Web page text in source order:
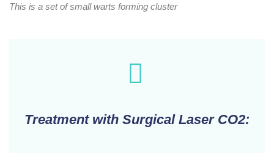
This is a set of small warts forming cluster
Treatment with Surgical Laser CO2: